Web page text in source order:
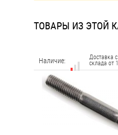
Шплинты
ТОВАРЫ ИЗ ЭТОЙ
Наличие: Доставка
склада от